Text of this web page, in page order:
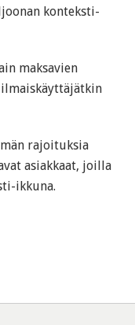
konteksti-
maksavien
rajoituksia
asiakkaat, joilla
ikkuna.